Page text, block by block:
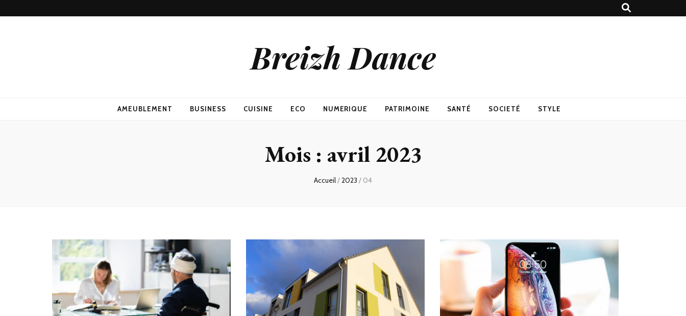
Breizh Dance
AMEUBLEMENT BUSINESS CUISINE ECO NUMERIQUE PATRIMOINE SANTÉ SOCIETÉ STYLE
Mois : avril 2023
Accueil/2023 / 04